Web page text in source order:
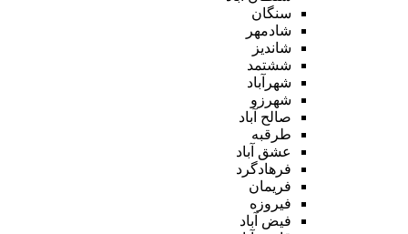
سنگان
شادمهر
شاندیز
ششتمد
شهرآباد
شهرزو
صالح آباد
طرقبه
عشق آباد
فرهادگرد
فریمان
فیروزه
فیض آباد